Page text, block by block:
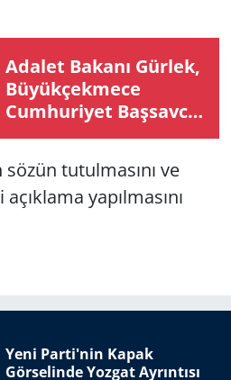
Adalet Bakanı Gürlek,
Büyükçekmece
Cumhuriyet Başsavcısı
Karakaya ile bir araya
tutulmasını ve
yapılmasını
Yeni Parti'nin Kapak
Görselinde Yozgat Ayrıntısı